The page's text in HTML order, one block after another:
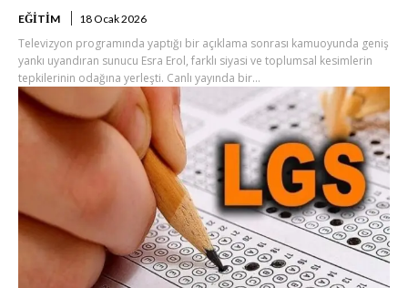
EĞITIM 18 Ocak 2026
Televizyon programında yaptığı bir açıklama sonrası kamuoyunda geniş
yankı uyandıran sunucu Esra Erol, farklı siyasi ve toplumsal kesimlerin
tepkilerinin odağına yerleşti. Canlı yayında bir...